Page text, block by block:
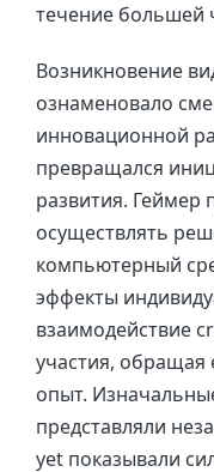
течение большей
Возникновение
ознаменовало
инновационной
превращался
развития. Геймер
осуществлять
компьютерный
эффекты
взаимодействие
участия,
опыт.
представляли
yet показывали